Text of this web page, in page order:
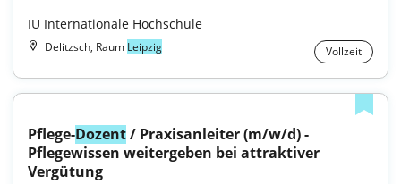
IU Internationale Hochschule
Delitzsch, Raum Leipzig Vollzeit
Pflege-Dozent / Praxisanleiter (m/w/d) -
Pflegewissen weitergeben bei attraktiver
Vergütung